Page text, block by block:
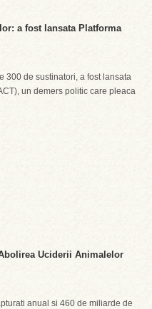
a fost lansata Platforma
300 de sustinatori, a fost lansata
un demers politic care pleaca
Uciderii Animalelor
anual si 460 de miliarde de